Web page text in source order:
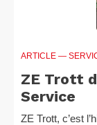
ARTICLE —
ZE Trott
Service
ZE Trott, c’est